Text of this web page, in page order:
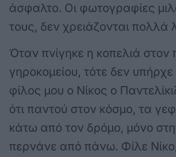
άσφαλτο. Οι φωτογραφίες
τους, δεν χρειάζονται πολλά
Όταν πνίγηκε η κοπελιά στον
γηροκομείου, τότε δεν
φίλος μου ο Νίκος ο
ότι παντού στον κόσμο, τα
κάτω από τον δρόμο, μόνο
περνάνε από πάνω. Φίλε